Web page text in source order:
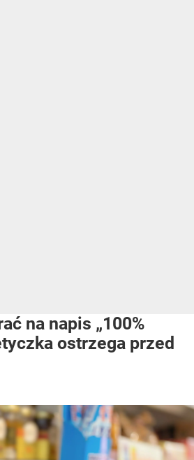
na napis „100%
ostrzega przed